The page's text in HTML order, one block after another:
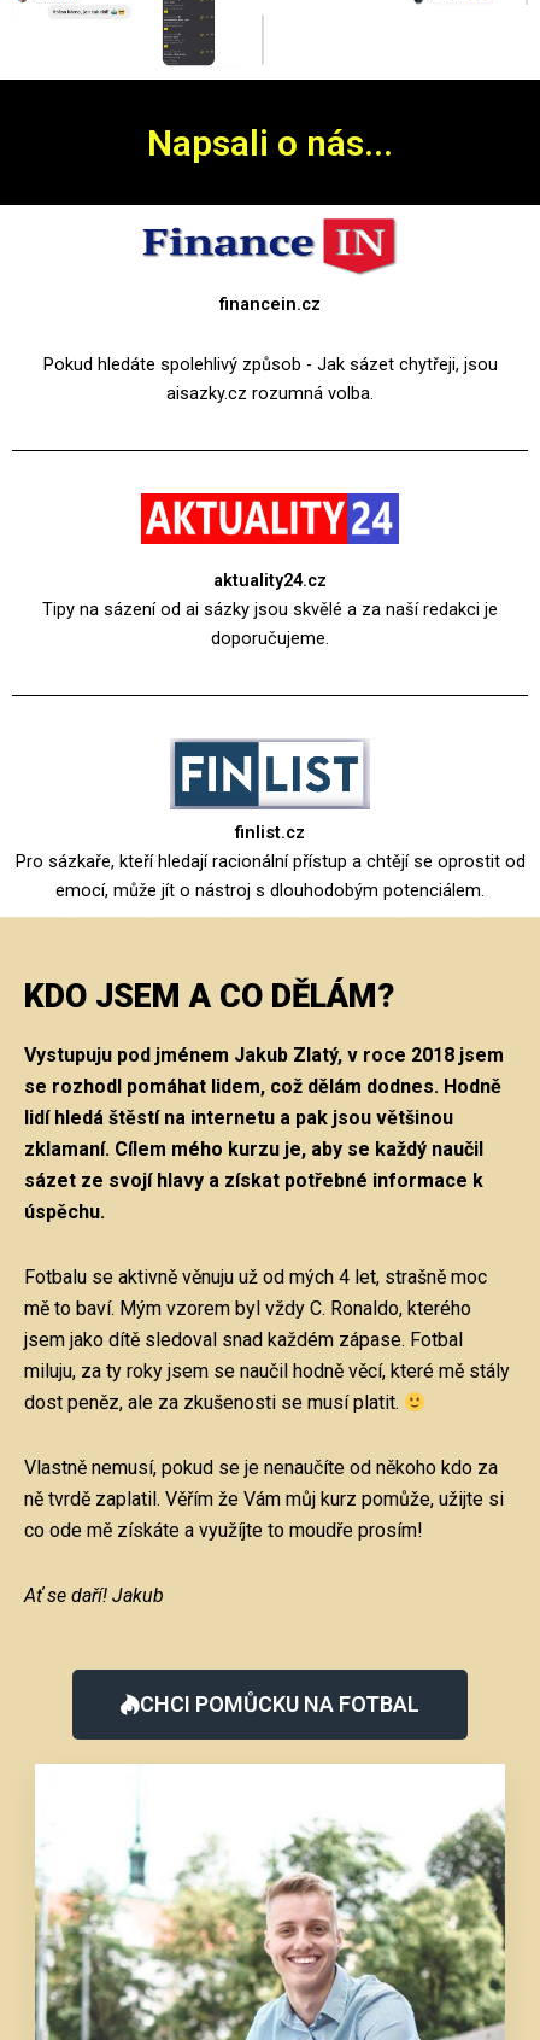
Napsali o nás...
financein.cz
Pokud hledáte spolehlivý způsob - Jak sázet chytřeji, jsou
aisazky.cz rozumná volba.
aktuality24.cz
Tipy na sázení od ai sázky jsou skvělé a za naší redakci je
doporučujeme.
finlist.cz
Pro sázkaře, kteří hledají racionální přístup a chtějí se oprostit od
emocí, může jít o nástroj s dlouhodobým potenciálem.
KDO JSEM A CO DĚLÁM?
Vystupuju pod jménem Jakub Zlatý, v roce 2018 jsem
se rozhodl pomáhat lidem, což dělám dodnes. Hodně
lidí hledá štěstí na internetu a pak jsou většinou
zklamaní. Cílem mého kurzu je, aby se každý naučil
sázet ze svojí hlavy a získat potřebné informace k
úspěchu.
Fotbalu se aktivně věnuju už od mých 4 let, strašně moc
mě to baví. Mým vzorem byl vždy C. Ronaldo, kterého
jsem jako dítě sledoval snad každém zápase. Fotbal
miluju, za ty roky jsem se naučil hodně věcí, které mě stály
dost peněz, ale za zkušenosti se musí platit.
Vlastně nemusí, pokud se je nenaučíte od někoho kdo za
ně tvrdě zaplatil. Věřím že Vám můj kurz pomůže, užijte si
co ode mě získáte a využíjte to moudře prosím!
Ať se daří! Jakub
CHCI POMŮCKU NA FOTBAL